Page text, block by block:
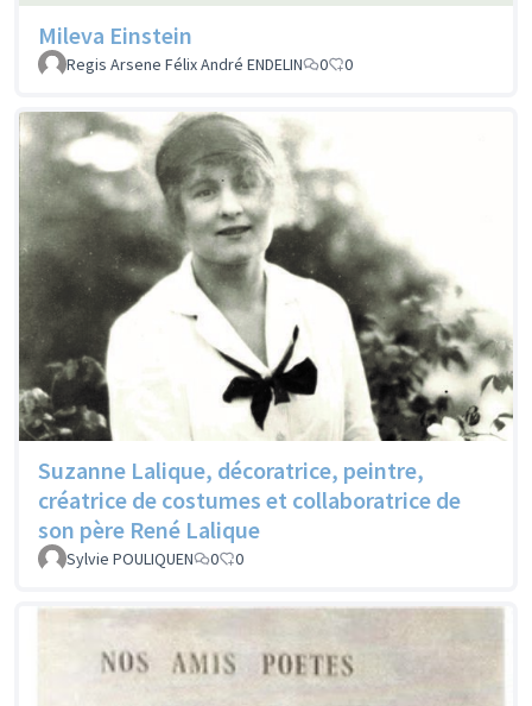
Mileva Einstein
Regis Arsene Félix André ENDELIN 0 0
Suzanne Lalique, décoratrice, peintre,
créatrice de costumes et collaboratrice de
son père René Lalique
Sylvie POULIQUEN 0 0